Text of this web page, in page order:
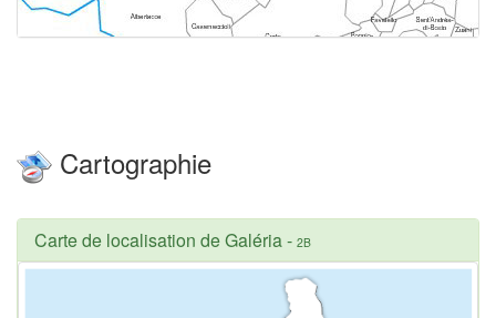
Cartographie
Carte de localisation de Galéria- 2B